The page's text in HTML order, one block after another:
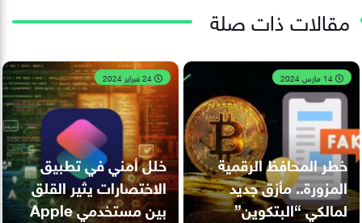
مقالات ذات صلة
خطر المحافظ الرقمية
المزورة.. مأزق جديد
لمالكي “البتكوين”
خلل أمني في تطبيق
الاختصارات يثير القلق
بين مستخدمي Apple